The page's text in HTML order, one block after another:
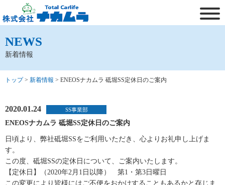
NEWS
新着情報
トップ> 新着情報 > ENEOSナカムラ 砥堀SS定休日のご案内
2020.01.24 SS事業部
ENEOSナカムラ 砥堀SS定休日のご案内
日頃より、弊社砥堀SSをご利用いただき、心よりお礼申し上げま
す。
この度、砥堀SSの定休日について、ご案内いたします。
【定休日】（2020年2月1日以降） 第1・第3日曜日
この変更により皆様にはご不便をおかけすることもあるかと存じま